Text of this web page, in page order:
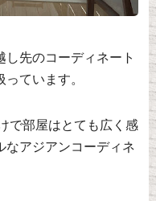
先のコーディネート
ています。
で部屋はとても広く感
なアジアンコーディネ